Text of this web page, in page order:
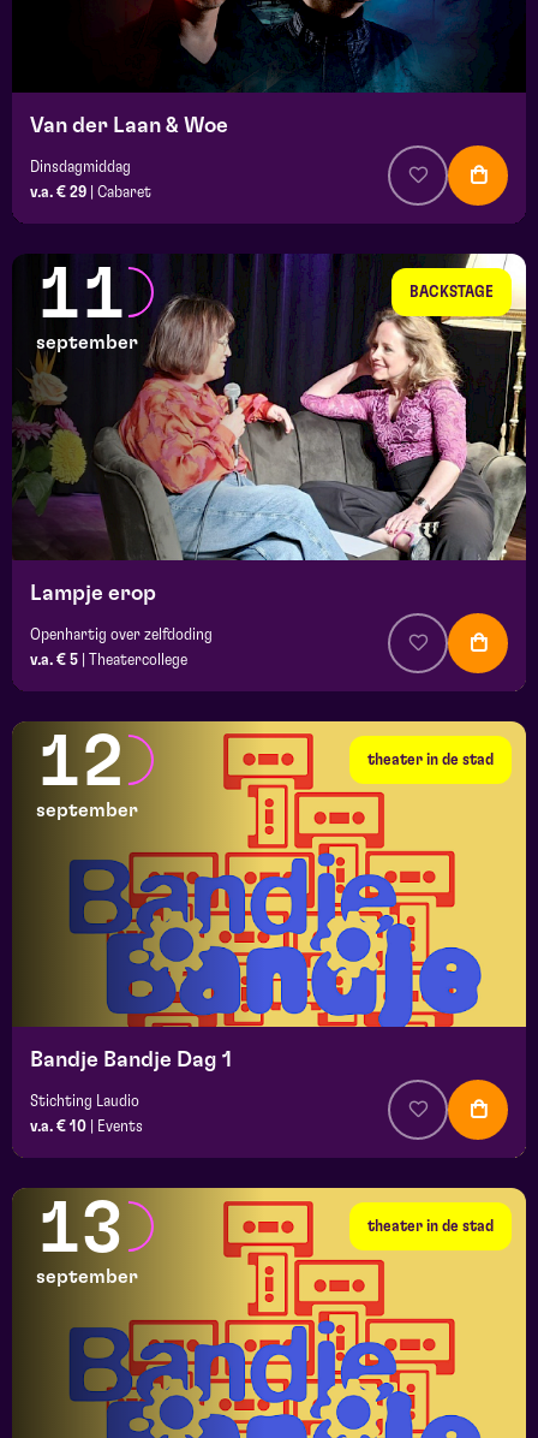
Van der Laan & Woe
Dinsdagmiddag
v.a. € 29
Cabaret
BACKSTAGE
11
september
Lampje erop
Openhartig over zelfdoding
v.a. € 5
Theatercollege
theater in de stad
12
september
Bandje Bandje Dag 1
Stichting Laudio
v.a. € 10
Events
theater in de stad
13
september